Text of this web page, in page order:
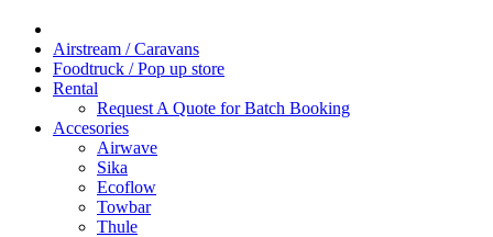
Airstream / Caravans
Foodtruck / Pop up store
Rental
Request A Quote for Batch Booking
Accesories
Airwave
Sika
Ecoflow
Towbar
Thule